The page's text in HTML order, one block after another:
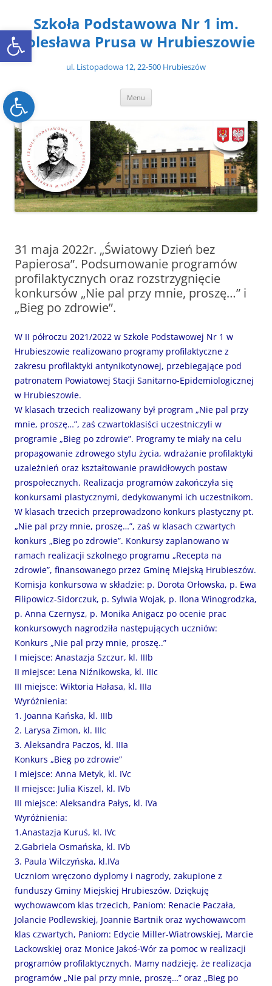
Open toolbar
Open toolbar
treściSzkoła Podstawowa Nr 1 im.
Bolesława Prusa w Hrubieszowie
ul. Listopadowa 12, 22-500 Hrubieszów
Menu
31 maja 2022r. „Światowy Dzień bez
Papierosa”. Podsumowanie programów
profilaktycznych oraz rozstrzygnięcie
konkursów „Nie pal przy mnie, proszę…” i
„Bieg po zdrowie”.
W II półroczu 2021/2022 w Szkole Podstawowej Nr 1 w
Hrubieszowie realizowano programy profilaktyczne z
zakresu profilaktyki antynikotynowej, przebiegające pod
patronatem Powiatowej Stacji Sanitarno-Epidemiologicznej
w Hrubieszowie.
W klasach trzecich realizowany był program „Nie pal przy
mnie, proszę…”, zaś czwartoklasiści uczestniczyli w
programie „Bieg po zdrowie”. Programy te miały na celu
propagowanie zdrowego stylu życia, wdrażanie profilaktyki
uzależnień oraz kształtowanie prawidłowych postaw
prospołecznych. Realizacja programów zakończyła się
konkursami plastycznymi, dedykowanymi ich uczestnikom.
W klasach trzecich przeprowadzono konkurs plastyczny pt.
„Nie pal przy mnie, proszę…”, zaś w klasach czwartych
konkurs „Bieg po zdrowie”. Konkursy zaplanowano w
ramach realizacji szkolnego programu „Recepta na
zdrowie”, finansowanego przez Gminę Miejską Hrubieszów.
Komisja konkursowa w składzie: p. Dorota Orłowska, p. Ewa
Filipowicz-Sidorczuk, p. Sylwia Wojak, p. Ilona Winogrodzka,
p. Anna Czernysz, p. Monika Anigacz po ocenie prac
konkursowych nagrodziła następujących uczniów:
Konkurs „Nie pal przy mnie, proszę..”
I miejsce: Anastazja Szczur, kl. IIIb
II miejsce: Lena Niźnikowska, kl. IIIc
III miejsce: Wiktoria Hałasa, kl. IIIa
Wyróżnienia:
1. Joanna Kańska, kl. IIIb
2. Larysa Zimon, kl. IIIc
3. Aleksandra Paczos, kl. IIIa
Konkurs „Bieg po zdrowie”
I miejsce: Anna Metyk, kl. IVc
II miejsce: Julia Kiszel, kl. IVb
III miejsce: Aleksandra Pałys, kl. IVa
Wyróżnienia:
1.Anastazja Kuruś, kl. IVc
2.Gabriela Osmańska, kl. IVb
3. Paula Wilczyńska, kl.IVa
Uczniom wręczono dyplomy i nagrody, zakupione z
funduszy Gminy Miejskiej Hrubieszów. Dziękuję
wychowawcom klas trzecich, Paniom: Renacie Paczała,
Jolancie Podlewskiej, Joannie Bartnik oraz wychowawcom
klas czwartych, Paniom: Edycie Miller-Wiatrowskiej, Marcie
Lackowskiej oraz Monice Jakoś-Wór za pomoc w realizacji
programów profilaktycznych. Mamy nadzieję, że realizacja
programów „Nie pal przy mnie, proszę…” oraz „Bieg po